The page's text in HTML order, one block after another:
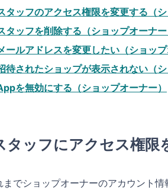
タッフのアクセス権限を変更する（シ
タッフを削除する（ショップオーナー
ールアドレスを変更したい（ショッ
待されたショップが表示されない（
を無効にする（ショップオーナー）
タッフにアクセス権限
までショップオーナーのアカウント